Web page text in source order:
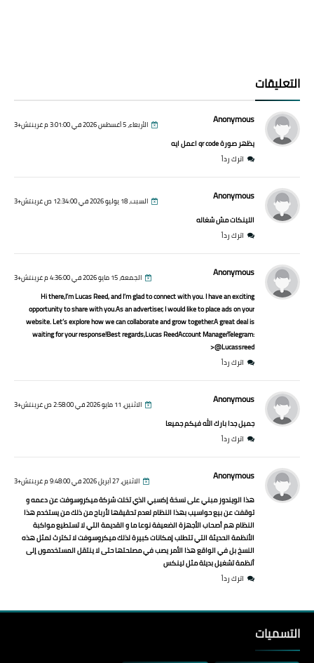
التعليقات
Anonymous الأربعاء، 5 أغسطس 2026 في 3:01:00 م غرينتش+3
يظهر صورة qr code اعمل ايه
اترك رداً
Anonymous السبت، 18 يوليو 2026 في 12:34:00 ص غرينتش+3
اللينكات مش شغاله
اترك رداً
Anonymous الجمعة، 15 مايو 2026 في 4:36:00 م غرينتش+3
Hi there,I’m Lucas Reed, and I’m glad to connect with you. I have an exciting
opportunity to share with you.As an advertiser, I would like to place ads on your
website. Let’s explore how we can collaborate and grow together.A great deal is
waiting for your response!Best regards,Lucas ReedAccount ManagerTelegram:
@Lucassreed<
اترك رداً
Anonymous الاثنين، 11 مايو 2026 في 2:58:00 ص غرينتش+3
جميل جدا بارك الله فيكم جميعا
اترك رداً
Anonymous الاثنين، 27 أبريل 2026 في 9:48:00 م غرينتش+3
هذا الويندوز مبني على نسخة إكسبي الذي تخلت شركة ميكروسوفت عن دعمه و
توقفت عن بيع حواسيب بهذا النظام لعدم تحقيقها لأرباح من ذلك من يستخدم هذا
النظام هم أصحاب الأجهزة الضعيفة نوعا ما و القديمة التي لا تستطيع مواكبة
الأنظمة الحديثة التي تتطلب إمكانات كبيرة لذلك ميكروسوفت لا تكترث لمثل هذه
النسخ بل في الواقع هذا الأمر يصب في مصلحتها حتى لا ينتقل المستخدمون إلى
أنظمة تشغيل بديلة مثل لينكس
اترك رداً
التسميات